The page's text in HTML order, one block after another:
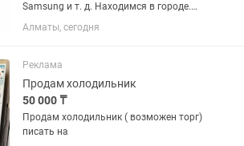
Samsung и т. д. Находимся в городе.
Сами приедем и сами заберем.
Алматы, сегодня
Реклама
Продам холодильник
50 000 ₸
Продам холодильник ( возможен торг)
писать на